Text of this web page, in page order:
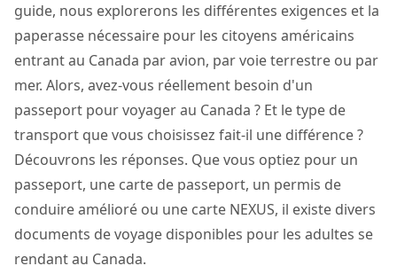
guide, nous explorerons les différentes exigences et la
paperasse nécessaire pour les citoyens américains
entrant au Canada par avion, par voie terrestre ou par
mer. Alors, avez-vous réellement besoin d'un
passeport pour voyager au Canada ? Et le type de
transport que vous choisissez fait-il une différence ?
Découvrons les réponses. Que vous optiez pour un
passeport, une carte de passeport, un permis de
conduire amélioré ou une carte NEXUS, il existe divers
documents de voyage disponibles pour les adultes se
rendant au Canada.